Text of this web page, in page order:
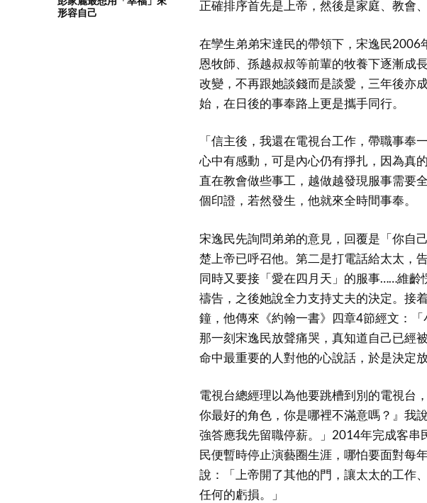
形容自己
正確排序首先是上帝，然後是家庭、教會
在孿生弟弟宋達民的帶領下，宋逸民2006
恩牧師、孫越叔叔等前輩的牧養下逐漸成
改變，不再跟她談錢而是談愛，三年後亦
始，在日後的事奉路上更是攜手同行。
「信主後，我還在電視台工作，帶職事奉
心中有感動，可是內心仍有掙扎，因為真
直在教會做些事工，越做越發現服事需要
個印證，若然發生，他就來全時間事奉。
宋逸民先詢問弟弟的意見，回覆是「你自
楚上帝已呼召他。第二是打電話給太太，
同時又要接「愛在四月天」的服事……維
禱告，之後她說全力支持丈夫的決定。接
鐘，他傳來《約翰一書》四章4節經文：「
那一刻宋逸民放聲痛哭，真知道自己已經
命中最重要的人對他的心說話，於是決定
電視台總經理以為他要跳槽到別的電視台
你最好的角色，你是哪裡不滿意嗎？』我
強答應我先留職停薪。」2014年完成客
民便暫時停止演藝圈生涯，哪怕要面對每
說：「上帝開了其他的門，讓太太的工作
任何的虧損。」